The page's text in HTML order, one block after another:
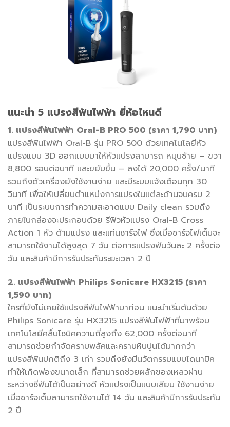
แนะนำ 5 แปรงสีฟันไฟฟ้า ยี่ห้อไหนดี
1. แปรงสีฟันไฟฟ้า Oral-B PRO 500 (ราคา 1,790 บาท)
แปรงสีฟันไฟฟ้า Oral-B รุ่น PRO 500 ด้วยเทคโนโลยีหัว
แปรงแบบ 3D ออกแบบมาให้หัวแปรงสามารถ หมุนซ้าย – ขวา
8,800 รอบต่อนาที และขยับขึ้น – ลงได้ 20,000 ครั้ง/นาที
รวมถึงตัวเครื่องยังใช้งานง่าย และมีระบบแจ้งเตือนทุก 30
วินาที เพื่อให้เปลี่ยนตำแหน่งการแปรงในแต่ละด้านจนครบ 2
นาที เป็นระบบการทำความสะอาดแบบ Daily clean รวมถึง
ภายในกล่องจะประกอบด้วย รีฟิวหัวแปรง Oral-B Cross
Action 1 หัว ด้ามแปรง และแท่นชาร์จไฟ ซึ่งเมื่อชาร์จไฟเต็มจะ
สามารถใช้งานได้สูงสุด 7 วัน ต่อการแปรงฟันวันละ 2 ครั้งต่อ
วัน และสินค้ามีการรับประกันระยะเวลา 2 ปี
2. แปรงสีฟันไฟฟ้า Philips Sonicare HX3215 (ราคา
1,590 บาท)
ใครที่ยังไม่เคยใช้แปรงสีฟันไฟฟ้ามาก่อน แนะนำเริ่มต้นด้วย
Philips Sonicare รุ่น HX3215 แปรงสีฟันไฟฟ้าที่มาพร้อม
เทคโนโลยีคลื่นโซนิคความถี่สูงถึง 62,000 ครั้งต่อนาที
สามารถช่วยกำจัดคราบพลัคและคราบหินปูนได้มากกว่า
แปรงสีฟันปกติถึง 3 เท่า รวมถึงยังมีนวัตกรรมแบบไดนามิค
ทำให้เกิดฟองขนาดเล็ก ที่สามารถช่วยผลักของเหลวผ่าน
ระหว่างซี่ฟันได้เป็นอย่างดี หัวแปรงเป็นแบบเสียบ ใช้งานง่าย
เมื่อชาร์จเต็มสามารถใช้งานได้ 14 วัน และสินค้ามีการรับประกัน
2 ปี